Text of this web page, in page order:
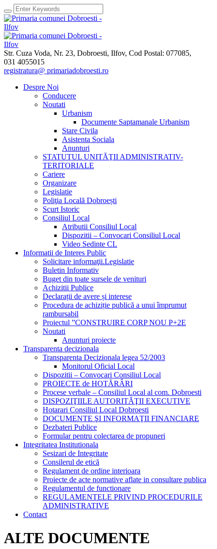
Str. Cuza Voda, Nr. 23, Dobroesti, Ilfov, Cod Postal: 077085,
031 4055015
registratura@ primariadobroesti.ro
Despre Noi
Conducere
Noutati
Urbanism
Documente Saptamanale Urbanism
Stare Civila
Asistenta Sociala
Anunturi
STATUTUL UNITĂŢII ADMINISTRATIV-
TERITORIALE
Cariere
Organizare
Legislatie
Poliţia Locală Dobroești
Scurt Istoric
Consiliul Local
Atributii Consiliul Local
Dispozitii – Convocari Consiliul Local
Video Sedinte CL
Informatii de Interes Public
Solicitare informaţii.Legislatie
Buletin Informativ
Buget din toate sursele de venituri
Achizitii Publice
Declarații de avere și interese
Procedura de achiziție publică a unui împrumut
rambursabil
Proiectul ”CONSTRUIRE CORP NOU P+2E
Noutati
Anunturi proiecte
Transparenta decizionala
Transparenta Decizionala legea 52/2003
Monitorul Oficial Local
Dispozitii – Convocari Consiliul Local
PROIECTE de HOTĂRÂRI
Procese verbale – Consiliul Local al com. Dobroesti
DISPOZIŢIILE AUTORITĂŢII EXECUTIVE
Hotarari Consiliul Local Dobroesti
DOCUMENTE ŞI INFORMAŢII FINANCIARE
Dezbateri Publice
Formular pentru colectarea de propuneri
Integritatea Institutionala
Sesizari de Integritate
Consilerul de etică
Regulament de ordine interioara
Proiecte de acte normative aflate in consultare publica
Regulamentul de functionare
REGULAMENTELE PRIVIND PROCEDURILE
ADMINISTRATIVE
Contact
ALTE DOCUMENTE